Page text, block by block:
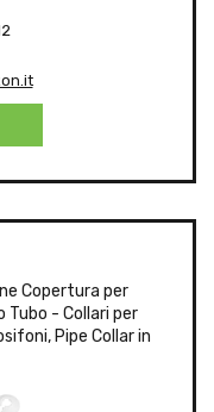
Copertura per
Tubo - Collari per
Pipe Collar in